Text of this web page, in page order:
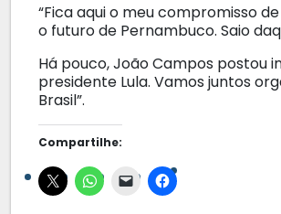
“Fica aqui o meu compromisso
o futuro de Pernambuco. Saio
Há pouco, João Campos postou
presidente Lula. Vamos juntos
Brasil”.
Compartilhe: